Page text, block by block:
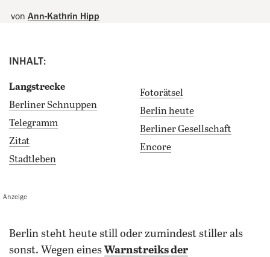
von Ann-Kathrin Hipp
INHALT:
Langstrecke
Berliner Schnuppen
Telegramm
Zitat
Stadtleben
Fotorätsel
Berlin heute
Berliner Gesellschaft
Encore
Anzeige
Berlin steht heute still oder zumindest stiller als
sonst. Wegen eines Warnstreiks der